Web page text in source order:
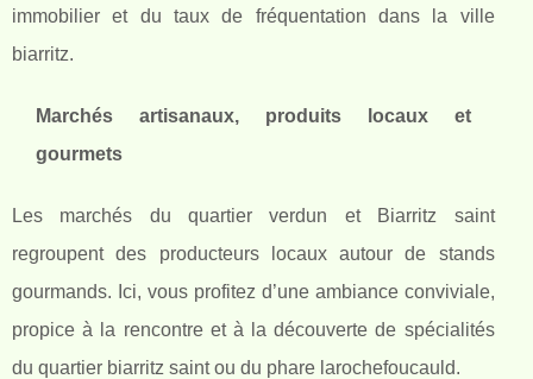
immobilier et du taux de fréquentation dans la ville
biarritz.
Marchés artisanaux, produits locaux et
gourmets
Les marchés du quartier verdun et Biarritz saint
regroupent des producteurs locaux autour de stands
gourmands. Ici, vous profitez d’une ambiance conviviale,
propice à la rencontre et à la découverte de spécialités
du quartier biarritz saint ou du phare larochefoucauld.